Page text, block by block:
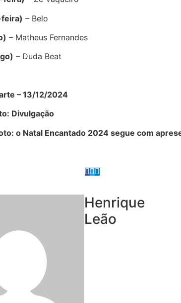
– Belo
– Matheus Fernandes
– Duda Beat
– 13/12/2024
Divulgação
o Natal Encantado 2024 segue com
Henrique
Leão